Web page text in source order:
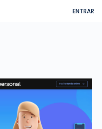
ENTRAR